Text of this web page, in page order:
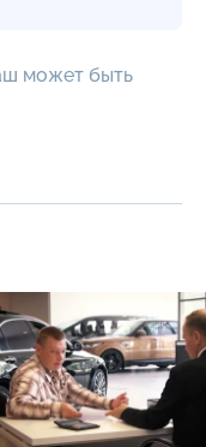
может быть